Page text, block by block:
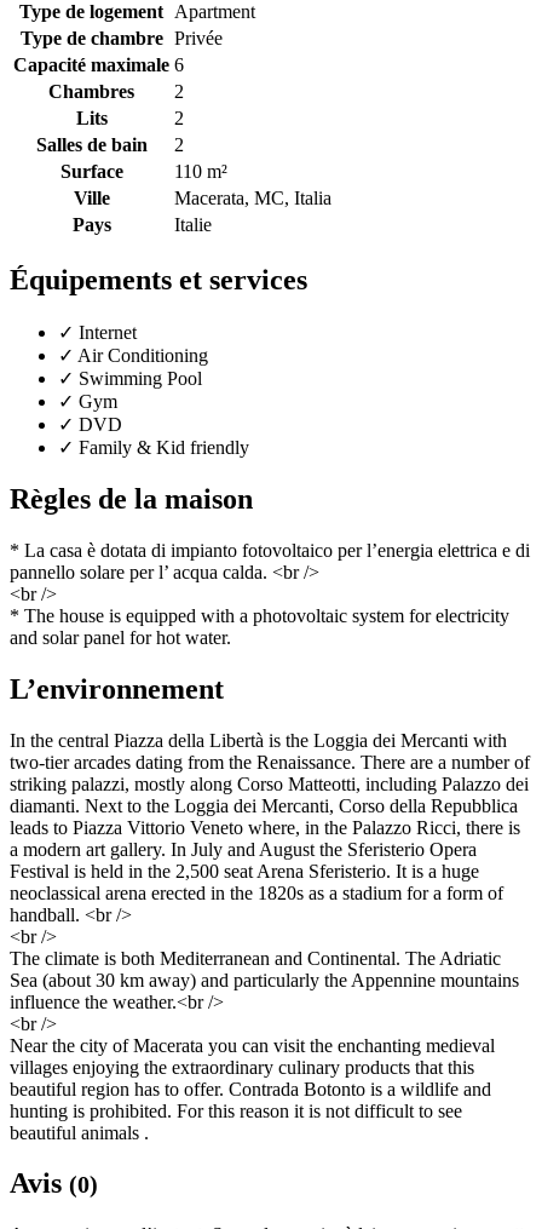
Type de logement Apartment
Type de chambre Privée
Capacité maximale 6
Chambres
2
Lits
2
Salles de bain
2
Surface
110 m²
Ville
Macerata, MC, Italia
Pays
Italie
Équipements et services
✓ Internet
✓ Air Conditioning
✓ Swimming Pool
✓ Gym
✓ DVD
✓ Family & Kid friendly
Règles de la maison
* La casa è dotata di impianto fotovoltaico per l’energia elettrica e di
pannello solare per l’ acqua calda. <br />
<br />
* The house is equipped with a photovoltaic system for electricity
and solar panel for hot water.
L’environnement
In the central Piazza della Libertà is the Loggia dei Mercanti with
two-tier arcades dating from the Renaissance. There are a number of
striking palazzi, mostly along Corso Matteotti, including Palazzo dei
diamanti. Next to the Loggia dei Mercanti, Corso della Repubblica
leads to Piazza Vittorio Veneto where, in the Palazzo Ricci, there is
a modern art gallery. In July and August the Sferisterio Opera
Festival is held in the 2,500 seat Arena Sferisterio. It is a huge
neoclassical arena erected in the 1820s as a stadium for a form of
handball. <br />
<br />
The climate is both Mediterranean and Continental. The Adriatic
Sea (about 30 km away) and particularly the Appennine mountains
influence the weather.<br />
<br />
Near the city of Macerata you can visit the enchanting medieval
villages enjoying the extraordinary culinary products that this
beautiful region has to offer. Contrada Botonto is a wildlife and
hunting is prohibited. For this reason it is not difficult to see
beautiful animals .
Avis (0)